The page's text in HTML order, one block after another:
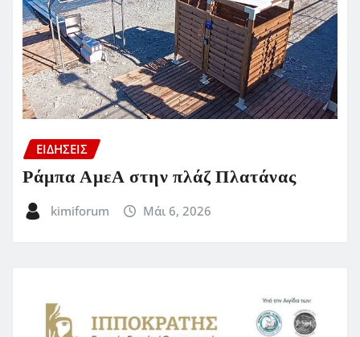
ΕΙΔΗΣΕΙΣ
Ράμπα ΑμεΑ στην πλάζ Πλατάνας
kimiforum Μάι 6, 2026